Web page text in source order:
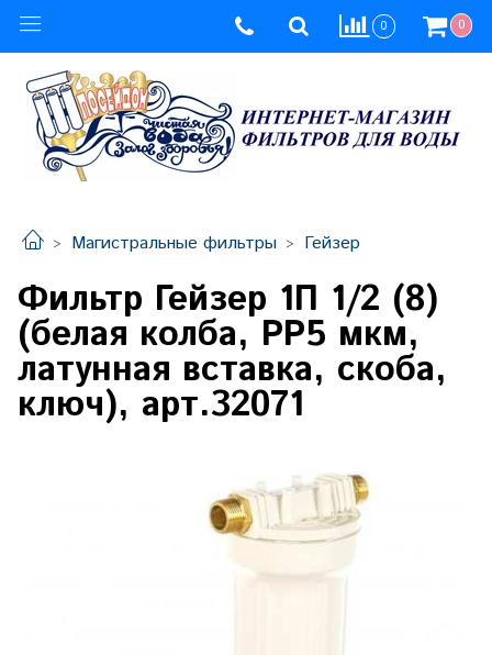
0 0
Магистральные фильтры Гейзер
Фильтр Гейзер 1П 1/2 (8)
(белая колба, РР5 мкм,
латунная вставка, скоба,
ключ), арт.32071